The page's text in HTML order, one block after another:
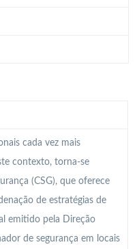
cada vez mais
contexto, torna-se
(CSG), que oferece
de estratégias de
emitido pela Direção
de segurança em locais